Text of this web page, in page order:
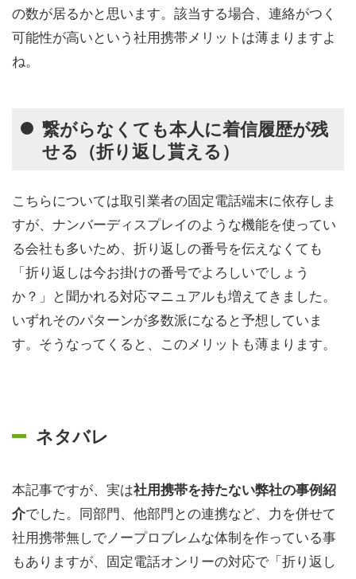
の数が居るかと思います。該当する場合、連絡がつく
可能性が高いという社用携帯メリットは薄まりますよ
ね。
繋がらなくても本人に着信履歴が残
せる（折り返し貰える）
こちらについては取引業者の固定電話端末に依存しま
すが、ナンバーディスプレイのような機能を使ってい
る会社も多いため、折り返しの番号を伝えなくても
「折り返しは今お掛けの番号でよろしいでしょう
か？」と聞かれる対応マニュアルも増えてきました。
いずれそのパターンが多数派になると予想していま
す。そうなってくると、このメリットも薄まります。
ネタバレ
本記事ですが、実は社用携帯を持たない弊社の事例紹
介でした。同部門、他部門との連携など、力を併せて
社用携帯無しでノープロブレムな体制を作っている事
もありますが、固定電話オンリーの対応で「折り返し